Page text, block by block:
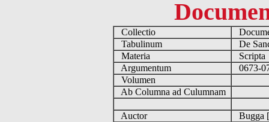
Collectio
Tabulinum
De
Materia
Argumentum
0673-
Volumen
Ab Columna ad Culumnam
Auctor
Bugga